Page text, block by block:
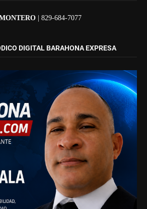
| 829-684-7077
DIGITAL BARAHONA EXPRESA